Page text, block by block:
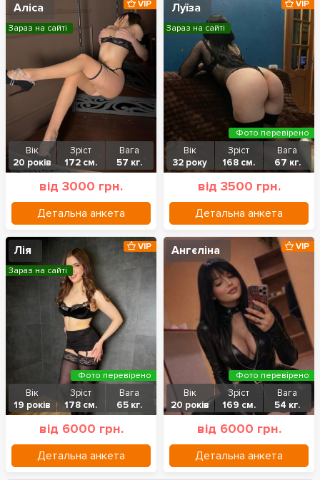
Аліса
Вік
20 років
Зріст
172 см.
Вага
57 кг.
від 3000 грн.
Детальна анкета
VIP
Зараз на сайті
Луїза
Вік
32 року
Зріст
168 см.
Вага
67 кг.
від 3500 грн.
Детальна анкета
VIP
Зараз на сайті
Фото перевірено
Лія
Вік
19 років
Зріст
178 см.
Вага
65 кг.
від 6000 грн.
Детальна анкета
VIP
Зараз на сайті
Фото перевірено
Ангєліна
Вік
20 років
Зріст
169 см.
Вага
54 кг.
від 6000 грн.
Детальна анкета
VIP
Фото перевірено